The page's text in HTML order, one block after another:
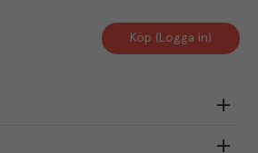
Köp (Logga in)